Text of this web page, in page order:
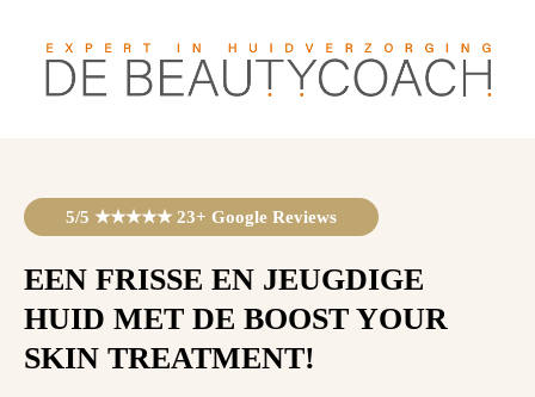
5/5 ★★★★★ 23+ Google Reviews
EEN FRISSE EN JEUGDIGE
HUID MET DE BOOST YOUR
SKIN TREATMENT!